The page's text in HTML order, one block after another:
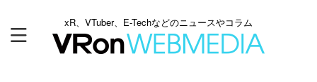
xR、VTuber、E-Techなどのニュースやコラム